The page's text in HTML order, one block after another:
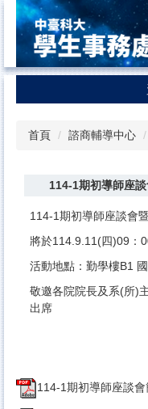
到
主
要
內
課外活動及服務學習中
生活輔導組
衛生保健組
諮商輔導中心
體育室
學務處法規
首頁 諮商輔導中心
114-1期初導師座
114-1期初導師座談會
將於114.9.11(四)09：
活動地點：勤學樓B1
敬邀各院院長及系(所)
出席
114-1期初導師座談